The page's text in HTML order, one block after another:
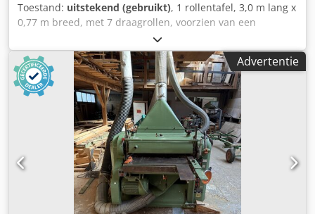
Toestand: uitstekend (gebruikt), 1 rollentafel, 3,0 m lang x
0,77 m breed, met 7 draagrollen, voorzien van een
pneumatisch hef-uitlijnketting met wormwieloverbrenging
en balgcilinder, met een houten overdraagslede met
rubber draaiplateau voor eenpersoons-houtaanvoer, met 2
opklapbare aanslagrollen voor plankhout afkomstig van de
bandsaw dat reeds aan één zijde is gekantrecht. 1
rollentafel, 3,5 m lang x 0,77 m breed, met 8 draagrollen,
beschikbaar met of zonder overdraagslede. Dcodpfx Aet E
Nw Tsh Iok PAUL originele rolltafels in diverse breedten en
lengten, standaard of voor zware belasting, geschikt voor
gebruik vóór afkort-, kantrecht- en nasnijkattenzagen.
Korte arbeidstafels maken bijvoorbeeld het binnentreden
voor overname vanaf een dwarstransporteur mogelijk, het
Advertentie